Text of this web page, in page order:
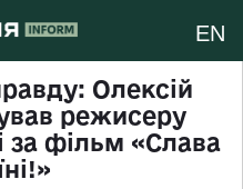
EN
Олексій
режисеру
за фільм «Слава